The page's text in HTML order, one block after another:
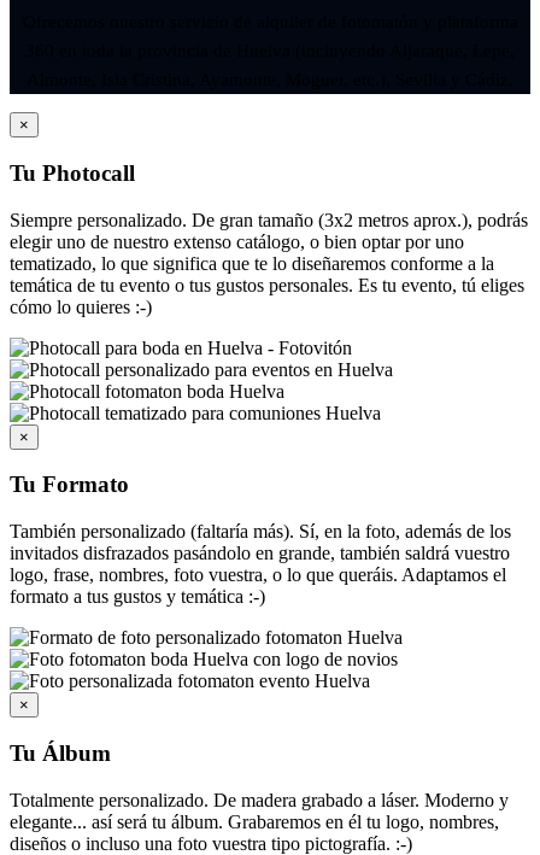
×
Tu Photocall
Siempre personalizado. De gran tamaño (3x2 metros aprox.), podrás
elegir uno de nuestro extenso catálogo, o bien optar por uno
tematizado, lo que significa que te lo diseñaremos conforme a la
temática de tu evento o tus gustos personales. Es tu evento, tú eliges
cómo lo quieres :-)
×
Tu Formato
También personalizado (faltaría más). Sí, en la foto, además de los
invitados disfrazados pasándolo en grande, también saldrá vuestro
logo, frase, nombres, foto vuestra, o lo que queráis. Adaptamos el
formato a tus gustos y temática :-)
×
Tu Álbum
Totalmente personalizado. De madera grabado a láser. Moderno y
elegante... así será tu álbum. Grabaremos en él tu logo, nombres,
diseños o incluso una foto vuestra tipo pictografía. :-)